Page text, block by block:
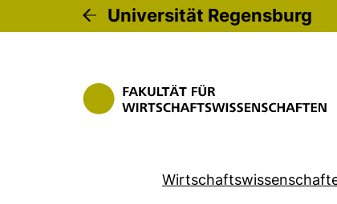
Universität Regensburg